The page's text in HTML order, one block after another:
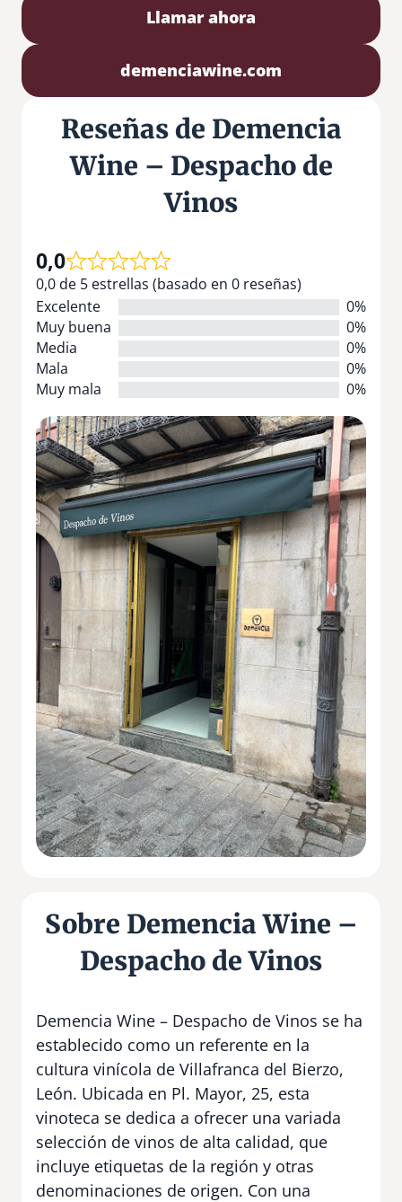
Llamar ahora
demenciawine.com
Reseñas de Demencia
Wine – Despacho de
Vinos
0,0
0,0 de 5 estrellas (basado en 0 reseñas)
Excelente
0%
Muy buena
0%
Media
0%
Mala
0%
Muy mala
0%
Sobre Demencia Wine –
Despacho de Vinos
Demencia Wine – Despacho de Vinos se ha
establecido como un referente en la
cultura vinícola de Villafranca del Bierzo,
León. Ubicada en Pl. Mayor, 25, esta
vinoteca se dedica a ofrecer una variada
selección de vinos de alta calidad, que
incluye etiquetas de la región y otras
denominaciones de origen. Con una